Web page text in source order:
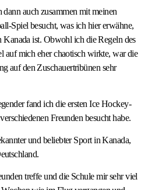
dann auch zusammen mit meinen
Spiel besucht, was ich hier erwähne,
Kanada ist. Obwohl ich die Regeln des
auf mich eher chaotisch wirkte, war die
auf den Zuschauertribünen sehr
fand ich die ersten Ice Hockey-
Freunden besucht habe.
und beliebter Sport in Kanada,
treffe und die Schule mir sehr viel